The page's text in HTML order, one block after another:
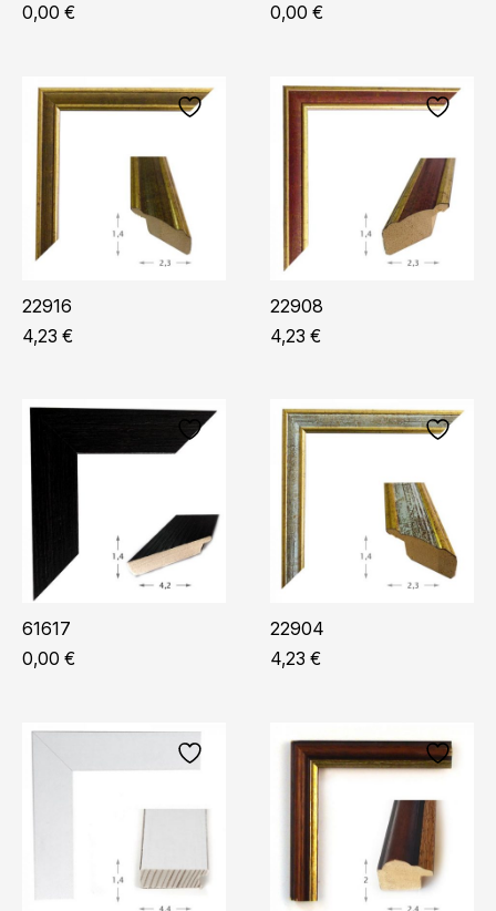
0,00 € 0,00 €
22916
4,23 €
22908
4,23 €
61617
0,00 €
22904
4,23 €